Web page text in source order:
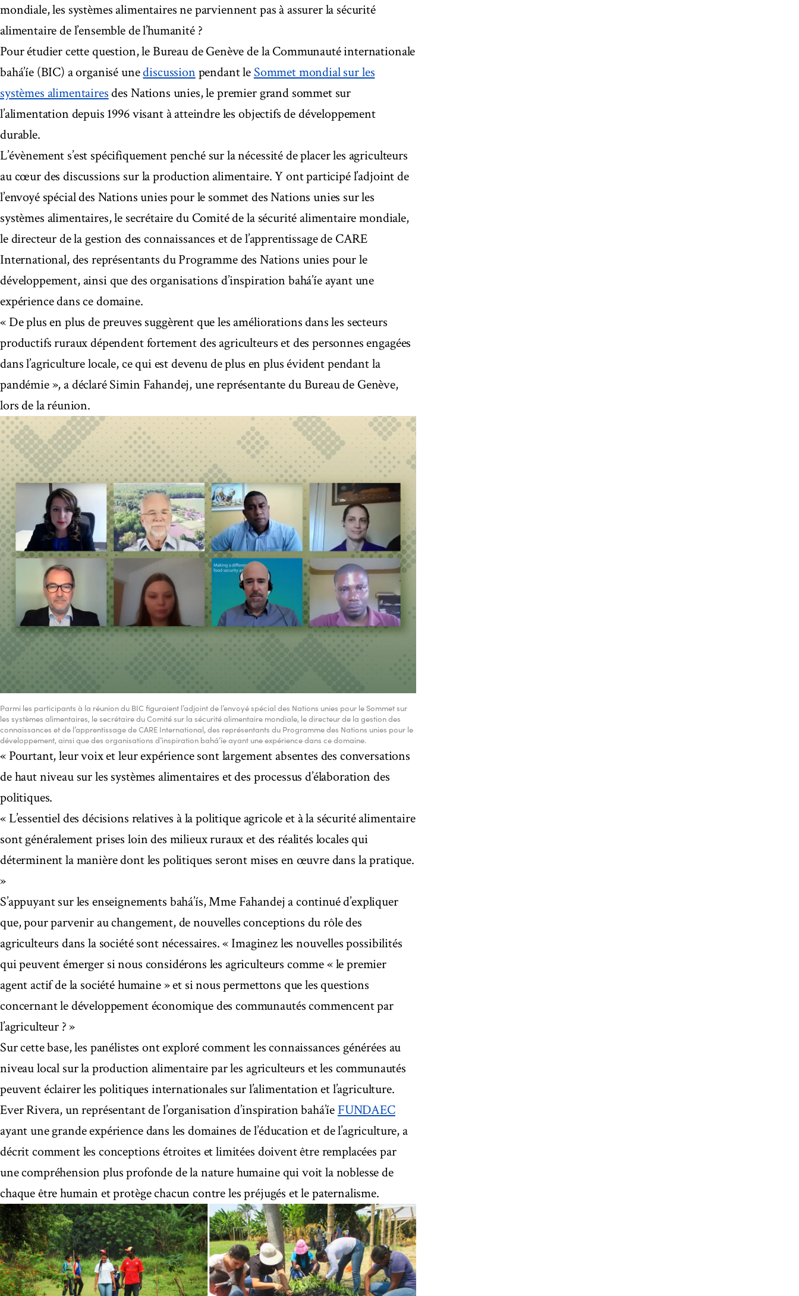
mondiale, les systèmes alimentaires ne parviennent pas à assurer la sécurité
alimentaire de l’ensemble de l’humanité ?
Pour étudier cette question, le Bureau de Genève de la Communauté internationale
bahá’íe (BIC) a organisé unediscussion pendant le Sommet mondial sur les
systèmes alimentairesdes Nations unies, le premier grand sommet sur
l’alimentation depuis 1996 visant à atteindre les objectifs de développement
durable.
L’évènement s’est spécifiquement penché sur la nécessité de placer les agriculteurs
au cœur des discussions sur la production alimentaire. Y ont participé l’adjoint de
l’envoyé spécial des Nations unies pour le sommet des Nations unies sur les
systèmes alimentaires, le secrétaire du Comité de la sécurité alimentaire mondiale,
le directeur de la gestion des connaissances et de l’apprentissage de CARE
International, des représentants du Programme des Nations unies pour le
développement, ainsi que des organisations d’inspiration bahá’íe ayant une
expérience dans ce domaine.
« De plus en plus de preuves suggèrent que les améliorations dans les secteurs
productifs ruraux dépendent fortement des agriculteurs et des personnes engagées
dans l’agriculture locale, ce qui est devenu de plus en plus évident pendant la
pandémie », a déclaré Simin Fahandej, une représentante du Bureau de Genève,
lors de la réunion.
Parmi les participants à la réunion du BIC figuraient l’adjoint de l’envoyé spécial des Nations unies pour le Sommet sur
les systèmes alimentaires, le secrétaire du Comité sur la sécurité alimentaire mondiale, le directeur de la gestion des
connaissances et de l’apprentissage de CARE International, des représentants du Programme des Nations unies pour le
développement, ainsi que des organisations d’inspiration bahá’íe ayant une expérience dans ce domaine.
« Pourtant, leur voix et leur expérience sont largement absentes des conversations
de haut niveau sur les systèmes alimentaires et des processus d’élaboration des
politiques.
« L’essentiel des décisions relatives à la politique agricole et à la sécurité alimentaire
sont généralement prises loin des milieux ruraux et des réalités locales qui
déterminent la manière dont les politiques seront mises en œuvre dans la pratique.
»
S’appuyant sur les enseignements bahá’ís, Mme Fahandej a continué d’expliquer
que, pour parvenir au changement, de nouvelles conceptions du rôle des
agriculteurs dans la société sont nécessaires. « Imaginez les nouvelles possibilités
qui peuvent émerger si nous considérons les agriculteurs comme « le premier
agent actif de la société humaine » et si nous permettons que les questions
concernant le développement économique des communautés commencent par
l’agriculteur ? »
Sur cette base, les panélistes ont exploré comment les connaissances générées au
niveau local sur la production alimentaire par les agriculteurs et les communautés
peuvent éclairer les politiques internationales sur l’alimentation et l’agriculture.
Ever Rivera, un représentant de l’organisation d’inspiration bahá’íe FUNDAEC
ayant une grande expérience dans les domaines de l’éducation et de l’agriculture, a
décrit comment les conceptions étroites et limitées doivent être remplacées par
une compréhension plus profonde de la nature humaine qui voit la noblesse de
chaque être humain et protège chacun contre les préjugés et le paternalisme.